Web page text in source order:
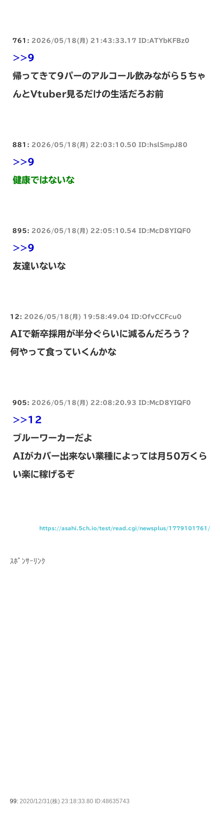
761: 2026/05/18(月) 21:43:33.17 ID:ATYbKFBz0
>>9
帰ってきて9パーのアルコール飲みながら５ちゃ
んとVtuber見るだけの生活だろお前
881: 2026/05/18(月) 22:03:10.50 ID:hslSmpJ80
>>9
健康ではないな
895: 2026/05/18(月) 22:05:10.54 ID:McD8YIQF0
>>9
友達いないな
12: 2026/05/18(月) 19:58:49.04 ID:OfvCCFcu0
AIで新卒採用が半分ぐらいに減るんだろう？
何やって食っていくんかな
905: 2026/05/18(月) 22:08:20.93 ID:McD8YIQF0
>>12
ブルーワーカーだよ
AIがカバー出来ない業種によっては月50万くら
い楽に稼げるぞ
https://asahi.5ch.io/test/read.cgi/newsplus/1779101761/
ｽﾎﾟﾝｻｰﾘﾝｸ
99: 2020/12/31(株) 23:18:33.80 ID:48635743